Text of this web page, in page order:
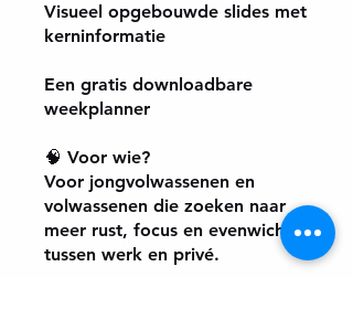
Visueel opgebouwde slides met
kerninformatie
Een gratis downloadbare
weekplanner
🧠 Voor wie?
Voor jongvolwassenen en
volwassenen die zoeken naar
meer rust, focus en evenwicht
tussen werk en privé.